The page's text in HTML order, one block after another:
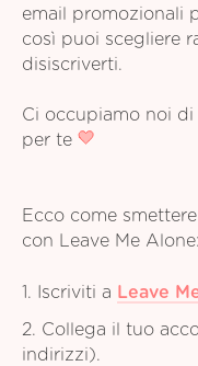
email promozionali
così puoi scegliere
disiscriverti.
Ci occupiamo noi
per te
Ecco come
con Leave Me Alone:
1. Iscriviti a Leave
2. Collega il tuo
indirizzi).